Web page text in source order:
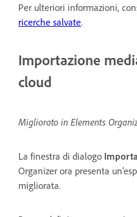
Per ulteriori informazioni,
ricerche salvate.
Importazione
cloud
Migliorato in Elements
La finestra di dialogo
Organizer ora presenta
migliorata.